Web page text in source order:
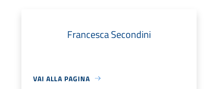
Francesca Secondini
VAI ALLA PAGINA